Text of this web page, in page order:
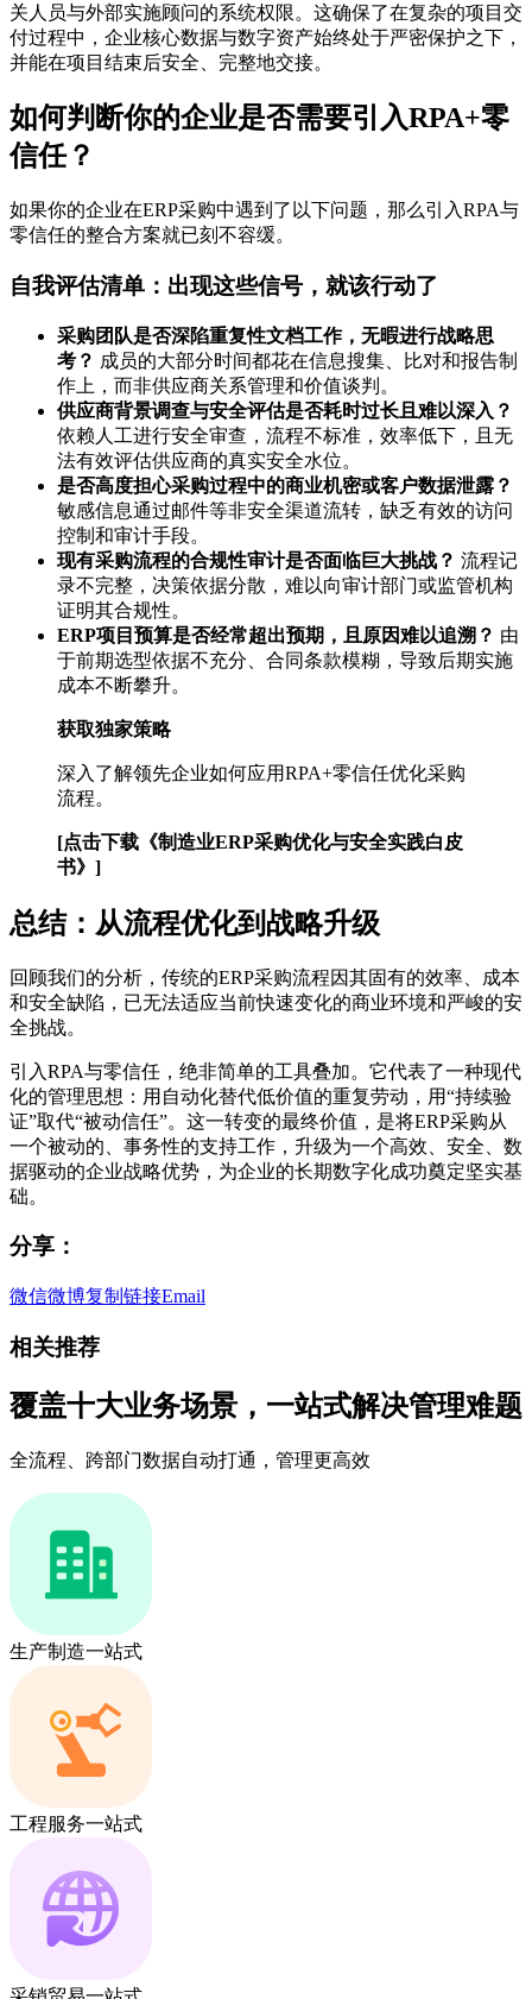
关人员与外部实施顾问的系统权限。这确保了在复杂的项目交
付过程中，企业核心数据与数字资产始终处于严密保护之下，
并能在项目结束后安全、完整地交接。
如何判断你的企业是否需要引入RPA+零
信任？
如果你的企业在ERP采购中遇到了以下问题，那么引入RPA与
零信任的整合方案就已刻不容缓。
自我评估清单：出现这些信号，就该行动了
采购团队是否深陷重复性文档工作，无暇进行战略思
考？ 成员的大部分时间都花在信息搜集、比对和报告制
作上，而非供应商关系管理和价值谈判。
供应商背景调查与安全评估是否耗时过长且难以深入？
依赖人工进行安全审查，流程不标准，效率低下，且无
法有效评估供应商的真实安全水位。
是否高度担心采购过程中的商业机密或客户数据泄露？
敏感信息通过邮件等非安全渠道流转，缺乏有效的访问
控制和审计手段。
现有采购流程的合规性审计是否面临巨大挑战？ 流程记
录不完整，决策依据分散，难以向审计部门或监管机构
证明其合规性。
ERP项目预算是否经常超出预期，且原因难以追溯？ 由
于前期选型依据不充分、合同条款模糊，导致后期实施
成本不断攀升。
获取独家策略
深入了解领先企业如何应用RPA+零信任优化采购
流程。
[点击下载《制造业ERP采购优化与安全实践白皮
书》]
总结：从流程优化到战略升级
回顾我们的分析，传统的ERP采购流程因其固有的效率、成本
和安全缺陷，已无法适应当前快速变化的商业环境和严峻的安
全挑战。
引入RPA与零信任，绝非简单的工具叠加。它代表了一种现代
化的管理思想：用自动化替代低价值的重复劳动，用“持续验
证”取代“被动信任”。这一转变的最终价值，是将ERP采购从
一个被动的、事务性的支持工作，升级为一个高效、安全、数
据驱动的企业战略优势，为企业的长期数字化成功奠定坚实基
础。
分享：
微信微博复制链接Email
相关推荐
覆盖十大业务场景，一站式解决管理难题
全流程、跨部门数据自动打通，管理更高效
生产制造一站式
工程服务一站式